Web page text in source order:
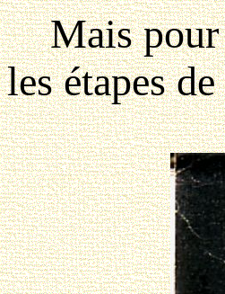
Mais pour
les étapes